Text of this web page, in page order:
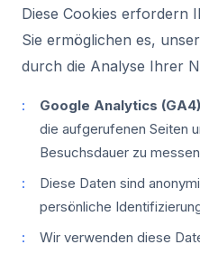
Diese Cookies erfordern
Sie ermöglichen es,
durch die Analyse Ihrer
Google Analytics
die aufgerufenen Seiten
Besuchsdauer zu messen
Diese Daten sind
persönliche
Wir verwenden diese